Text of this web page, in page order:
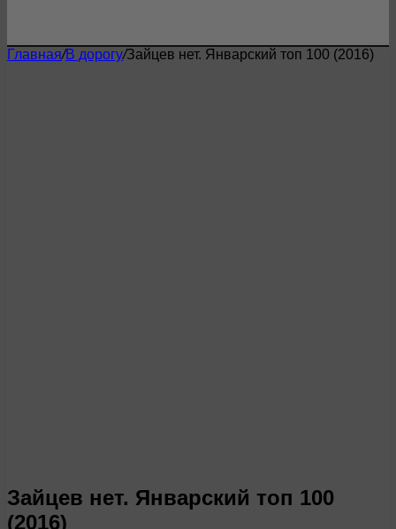
Главная/В дорогу/Зайцев нет. Январский топ 100 (2016)
Зайцев нет. Январский топ 100
(2016)